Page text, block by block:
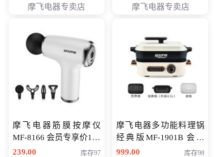
摩飞电器专卖店 摩飞电器专卖店
摩飞电器筋膜按摩仪
MF-8166 会员专享价168
元
239.00 库存97
摩飞电器多功能料理锅
经典版MF-1901B 会员
专享价399元
999.00 库存98